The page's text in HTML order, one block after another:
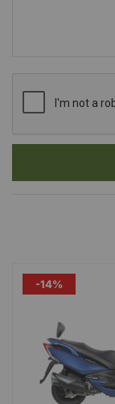
-14%